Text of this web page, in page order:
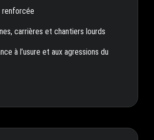
renforcée
carrières et chantiers lourds
à l’usure et aux agressions du